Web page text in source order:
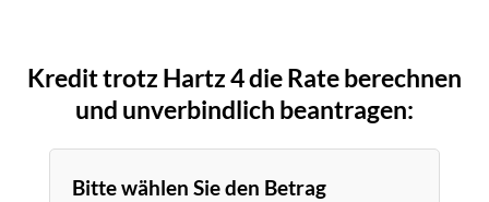
Kredit trotz Hartz 4 die Rate berechnen
und unverbindlich beantragen:
Bitte wählen Sie den Betrag